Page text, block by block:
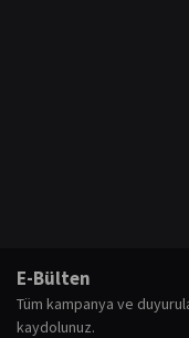
E-Bülten
Tüm kampanya ve
kaydolunuz.